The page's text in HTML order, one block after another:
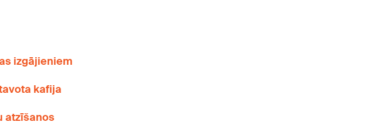
izgājieniem
kafija
atzīšanos